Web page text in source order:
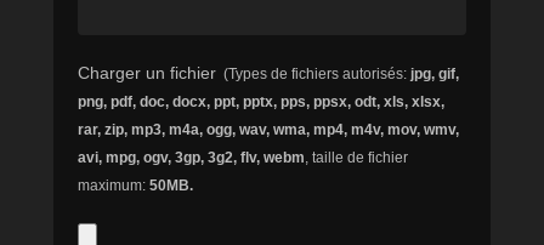
Charger un fichier (Types de fichiers autorisés: jpg, gif,
png, pdf, doc, docx, ppt, pptx, pps, ppsx, odt, xls, xlsx,
rar, zip, mp3, m4a, ogg, wav, wma, mp4, m4v, mov, wmv,
avi, mpg, ogv, 3gp, 3g2, flv, webm , taille de fichier
maximum: 50MB.